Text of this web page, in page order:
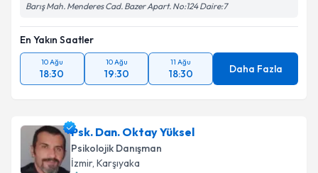
Barış Mah. Menderes Cad. Bazer Apart. No:124 Daire:7
En Yakın Saatler
10 Ağu
18:30
10 Ağu
19:30
11 Ağu
18:30 Daha Fazla
Psk. Dan. Oktay Yüksel
Psikolojik Danışman
İzmir, Karşıyaka